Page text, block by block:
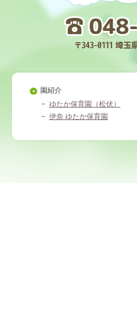
園紹介
ゆたか保育園（松伏）
伊奈 ゆたか保育園